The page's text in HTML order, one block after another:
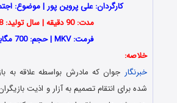
کارگردان: علی پروین پور | موضوع:
مدت: 90 دقیقه | سال تولید: 1388
فرمت: MKV | حجم: 700 مگابایت
خلاصه:
خبرنگار جوان که مادرش بواسطه علاقه به
شده برای انتقام تصمیم به آزار و اذیت